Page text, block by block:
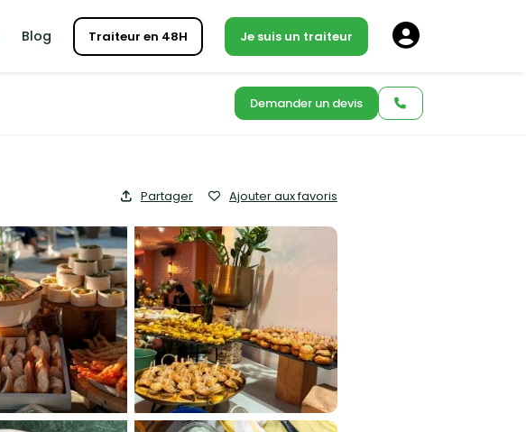
Blog Traiteur en 48H Je suis un traiteur
Demander un devis
Partager Ajouter aux favoris